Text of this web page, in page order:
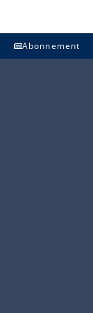
Abonnement